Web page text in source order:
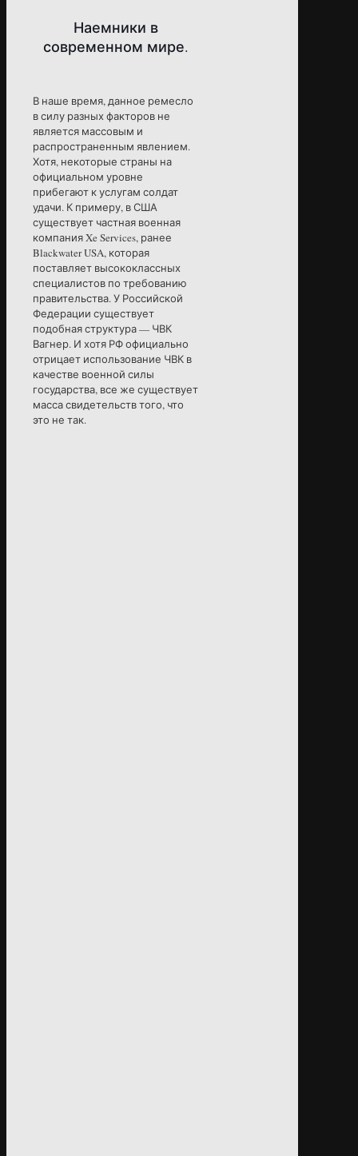
Наемники в
современном мире.
В наше время, данное ремесло
в силу разных факторов не
является массовым и
распространенным явлением.
Хотя, некоторые страны на
официальном уровне
прибегают к услугам солдат
удачи. К примеру, в США
существует частная военная
компания Xe Services, ранее
Blackwater USA, которая
поставляет высококлассных
специалистов по требованию
правительства. У Российской
Федерации существует
подобная структура — ЧВК
Вагнер. И хотя РФ официально
отрицает использование ЧВК в
качестве военной силы
государства, все же существует
масса свидетельств того, что
это не так.